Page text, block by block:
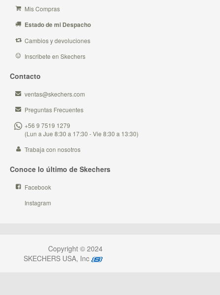
Mis Compras
Estado de mi Despacho
Cambios y devoluciones
Inscribete en Skechers
Contacto
ventas@skechers.com
Preguntas Frecuentes
+56 9 7519 1279
(Lun a Jue 8:30 a 17:30 - Vie 8:30 a 13:30)
Trabaja con nosotros
Conoce lo último de Skechers
Facebook
Instagram
Copyright © 2024
SKECHERS USA, Inc